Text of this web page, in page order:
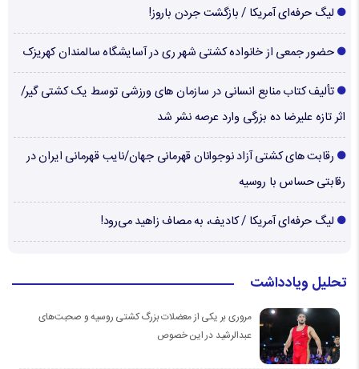
لیگ حرفه‌ای آمریکا / بازگشت جردن باروز!
حضور جمعی از خانواده کشتی شهر ری در آسایشگاه سالمندان کهریزک
تألیف کتاب منابع انسانی در سازمان های ورزشی توسط یک کشتی گیر/
اثر تازه علیرضا ده بزرگی وارد عرصه نشر شد
رقابت های کشتی آزاد نوجوانان قهرمانی جهان/نایب قهرمانی ایران در
رقابتی حساس با روسیه
لیگ حرفه‌ای آمریکا / کادیف، به مصاف زاهید می‌رود!
تحلیل ویادداشت
مروری بر یکی از معضلات بزرگ کشتی روسیه و صحبت‌های
عبدالرشید در این خصوص